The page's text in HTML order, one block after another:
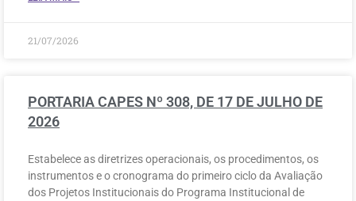
21/07/2026
PORTARIA CAPES Nº 308, DE 17 DE JULHO DE
2026
Estabelece as diretrizes operacionais, os procedimentos, os
instrumentos e o cronograma do primeiro ciclo da Avaliação
dos Projetos Institucionais do Programa Institucional de